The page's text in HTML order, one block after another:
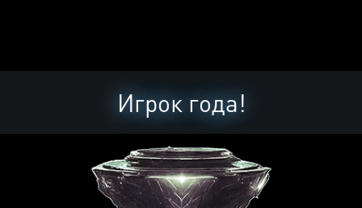
Игрок года!